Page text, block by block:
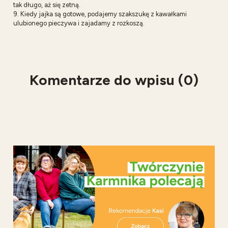
tak długo, aż się zetną.
9. Kiedy jajka są gotowe, podajemy szakszukę z kawałkami
ulubionego pieczywa i zajadamy z rozkoszą.
Komentarze do wpisu (0)